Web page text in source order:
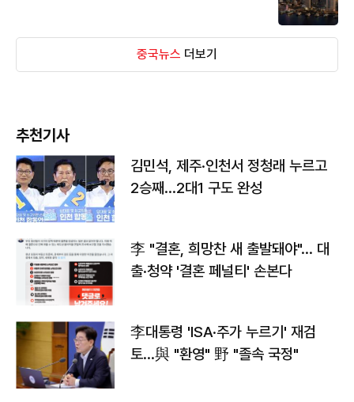
중국뉴스 더보기
추천기사
김민석, 제주·인천서 정청래 누르고
2승째…2대1 구도 완성
李 "결혼, 희망찬 새 출발돼야"… 대
출·청약 '결혼 페널티' 손본다
李대통령 'ISA·주가 누르기' 재검
토…與 "환영" 野 "졸속 국정"